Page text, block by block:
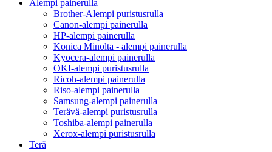
Alempi painerulla
Brother-Alempi puristusrulla
Canon-alempi painerulla
HP-alempi painerulla
Konica Minolta - alempi painerulla
Kyocera-alempi painerulla
OKI-alempi puristusrulla
Ricoh-alempi painerulla
Riso-alempi painerulla
Samsung-alempi painerulla
Terävä-alempi puristusrulla
Toshiba-alempi painerulla
Xerox-alempi puristusrulla
Terä